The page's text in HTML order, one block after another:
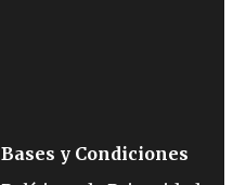
Bases y Condiciones